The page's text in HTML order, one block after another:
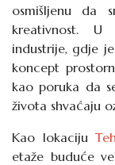
osmišljenu da
kreativnost. U
industrije, gdje
koncept
kao poruka da
života shvaćaju
Kao lokaciju
etaže buduće